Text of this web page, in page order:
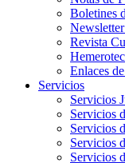
Boletines
Revista
Enlaces
Servicios
Servicios
Servicios
Servicios
Servicios
Servicios